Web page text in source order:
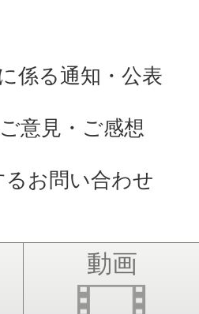
係る通知・公表
意見・ご感想
お問い合わせ
動画